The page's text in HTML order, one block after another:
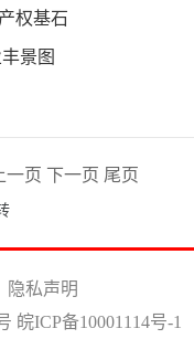
权基石
景图
一页 下一页 尾页
隐私声明
皖ICP备10001114号-1